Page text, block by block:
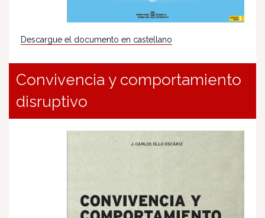
Descargue el documento en castellano
Convivencia y comportamiento
disruptivo